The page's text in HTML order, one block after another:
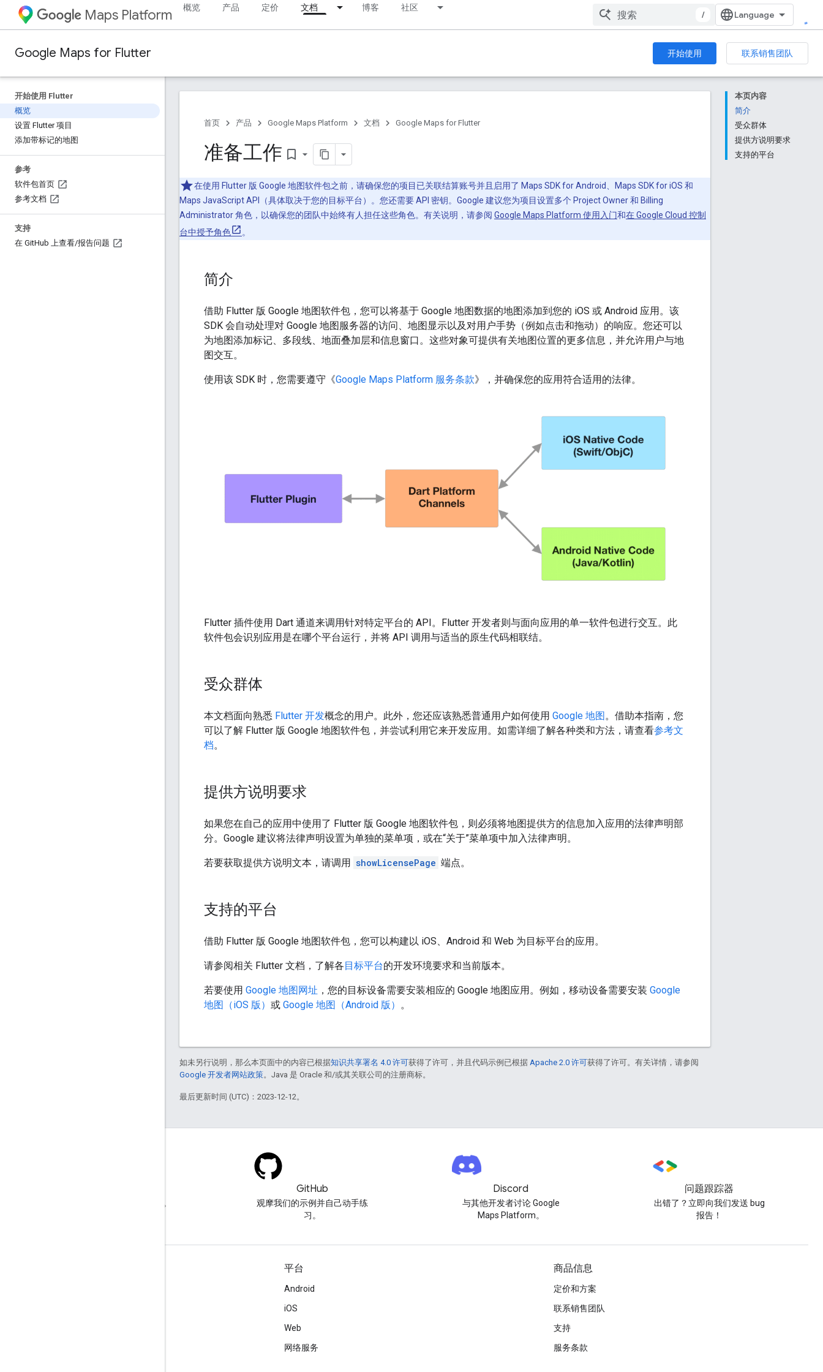
Maps Platform 概览 产品 定价 文档 博客 社区
/
Google Maps for Flutter 开始使用 联系销售团队
开始使用 Flutter
概览
设置 Flutter 项目
添加带标记的地图
参考
软件包首页
参考文档
支持
在 GitHub 上查看/报告问题
本页内容
简介
受众群体
提供方说明要求
支持的平台
首页 产品 Google Maps Platform 文档 Google Maps for Flutter
准备工作 bookmark_border
在使用 Flutter 版 Google 地图软件包之前，请确保您的项目已关联结算账号并且启用了 Maps SDK for Android、Maps SDK for iOS 和
Maps JavaScript API（具体取决于您的目标平台）。您还需要 API 密钥。Google 建议您为项目设置多个 Project Owner 和 Billing
Administrator 角色，以确保您的团队中始终有人担任这些角色。有关说明，请参阅 Google Maps Platform 使用入门和在 Google Cloud 控制
台中授予角色
。
简介
借助 Flutter 版 Google 地图软件包，您可以将基于 Google 地图数据的地图添加到您的 iOS 或 Android 应用。该
SDK 会自动处理对 Google 地图服务器的访问、地图显示以及对用户手势（例如点击和拖动）的响应。您还可以
为地图添加标记、多段线、地面叠加层和信息窗口。这些对象可提供有关地图位置的更多信息，并允许用户与地
图交互。
使用该 SDK 时，您需要遵守《Google Maps Platform 服务条款》，并确保您的应用符合适用的法律。
Flutter 插件使用 Dart 通道来调用针对特定平台的 API。Flutter 开发者则与面向应用的单一软件包进行交互。此
软件包会识别应用是在哪个平台运行，并将 API 调用与适当的原生代码相联结。
受众群体
本文档面向熟悉 Flutter 开发概念的用户。此外，您还应该熟悉普通用户如何使用 Google 地图 。借助本指南，您
可以了解 Flutter 版 Google 地图软件包，并尝试利用它来开发应用。如需详细了解各种类和方法，请查看参考文
档。
提供方说明要求
如果您在自己的应用中使用了 Flutter 版 Google 地图软件包，则必须将地图提供方的信息加入应用的法律声明部
分。Google 建议将法律声明设置为单独的菜单项，或在“关于”菜单项中加入法律声明。
若要获取提供方说明文本，请调用 showLicensePage 端点。
支持的平台
借助 Flutter 版 Google 地图软件包，您可以构建以 iOS、Android 和 Web 为目标平台的应用。
请参阅相关 Flutter 文档，了解各 目标平台的开发环境要求和当前版本。
若要使用 Google 地图网址 ，您的目标设备需要安装相应的 Google 地图应用。例如，移动设备需要安装 Google
地图（iOS 版） 或 Google 地图（Android 版） 。
如未另行说明，那么本页面中的内容已根据知识共享署名 4.0 许可获得了许可，并且代码示例已根据 Apache 2.0 许可获得了许可。有关详情，请参阅
Google 开发者网站政策。Java 是 Oracle 和/或其关联公司的注册商标。
最后更新时间 (UTC)：2023-12-12。
在 google-maps 标签下提问。
GitHub
观摩我们的示例并自己动手练
习。
Discord
与其他开发者讨论 Google
Maps Platform。
问题跟踪器
出错了？立即向我们发送 bug
报告！
平台
Android
iOS
Web
网络服务
商品信息
定价和方案
联系销售团队
支持
服务条款